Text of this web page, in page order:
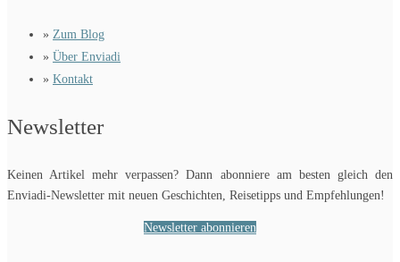
» Zum Blog
» Über Enviadi
» Kontakt
Newsletter
Keinen Artikel mehr verpassen? Dann abonniere am besten gleich den
Enviadi-Newsletter mit neuen Geschichten, Reisetipps und Empfehlungen!
Newsletter abonnieren